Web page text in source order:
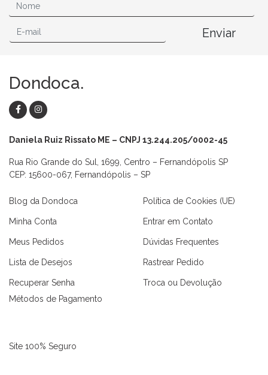
Enviar
Dondoca.
Daniela Ruiz Rissato ME – CNPJ 13.244.205/0002-45
Rua Rio Grande do Sul, 1699, Centro – Fernandópolis SP
CEP: 15600-067, Fernandópolis – SP
Blog da Dondoca
Minha Conta
Meus Pedidos
Lista de Desejos
Recuperar Senha
Política de Cookies (UE)
Entrar em Contato
Dúvidas Frequentes
Rastrear Pedido
Troca ou Devolução
Métodos de Pagamento
Site 100% Seguro